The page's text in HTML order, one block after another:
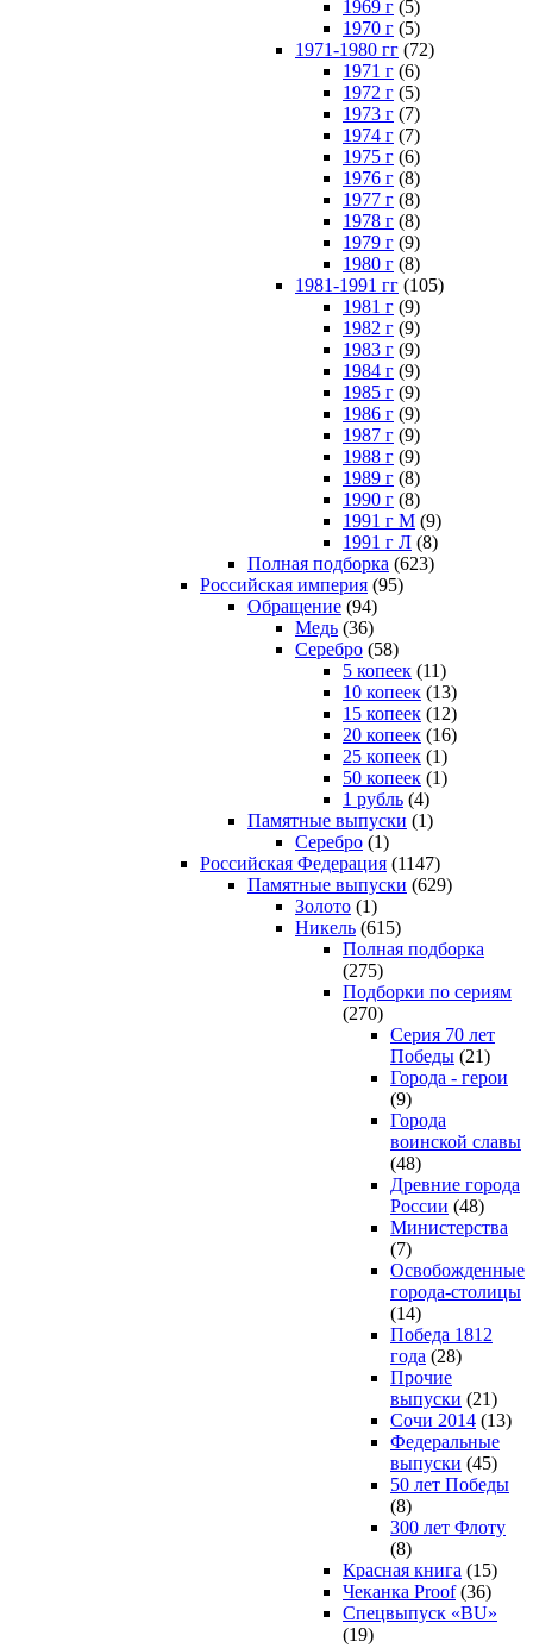
1969 г (5)
1970 г (5)
1971-1980 гг (72)
1971 г (6)
1972 г (5)
1973 г (7)
1974 г (7)
1975 г (6)
1976 г (8)
1977 г (8)
1978 г (8)
1979 г (9)
1980 г (8)
1981-1991 гг (105)
1981 г (9)
1982 г (9)
1983 г (9)
1984 г (9)
1985 г (9)
1986 г (9)
1987 г (9)
1988 г (9)
1989 г (8)
1990 г (8)
1991 г М (9)
1991 г Л (8)
Полная подборка (623)
Российская империя (95)
Обращение (94)
Медь (36)
Серебро (58)
5 копеек (11)
10 копеек (13)
15 копеек (12)
20 копеек (16)
25 копеек (1)
50 копеек (1)
1 рубль (4)
Памятные выпуски (1)
Серебро (1)
Российская Федерация (1147)
Памятные выпуски (629)
Золото (1)
Никель (615)
Полная подборка
(275)
Подборки по сериям
(270)
Серия 70 лет
Победы (21)
Города - герои
(9)
Города
воинской славы
(48)
Древние города
России (48)
Министерства
(7)
Освобожденные
города-столицы
(14)
Победа 1812
года (28)
Прочие
выпуски (21)
Сочи 2014 (13)
Федеральные
выпуски (45)
50 лет Победы
(8)
300 лет Флоту
(8)
Красная книга (15)
Чеканка Proof(36)
Спецвыпуск «BU»
(19)